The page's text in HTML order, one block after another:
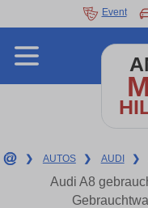
Event
❯ AUTOS ❯ AUDI ❯
Audi A8